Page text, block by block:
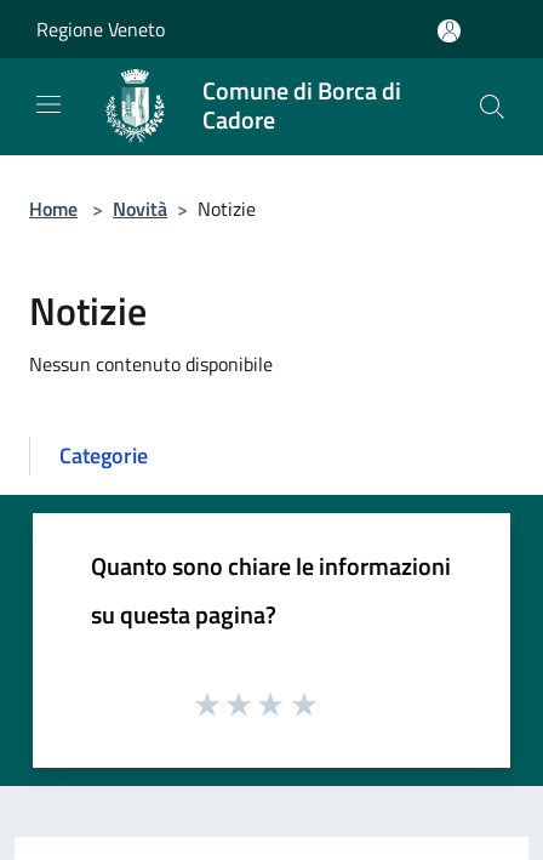
Regione Veneto
Comune di Borca di
Cadore
Home > Novità > Notizie
Notizie
Nessun contenuto disponibile
Categorie
Quanto sono chiare le informazioni
su questa pagina?